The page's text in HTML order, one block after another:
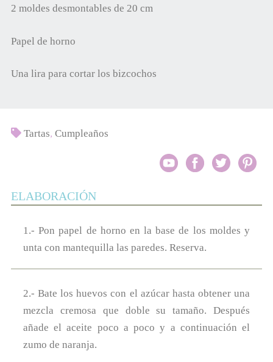
2 moldes desmontables de 20 cm
Papel de horno
Una lira para cortar los bizcochos
Tartas, Cumpleaños
ELABORACIÓN
1.- Pon papel de horno en la base de los moldes y
unta con mantequilla las paredes. Reserva.
2.- Bate los huevos con el azúcar hasta obtener una
mezcla cremosa que doble su tamaño. Después
añade el aceite poco a poco y a continuación el
zumo de naranja.